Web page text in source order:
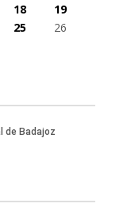
18
19
25
26